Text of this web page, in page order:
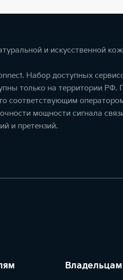
и искусственной
Набор доступных
только на территории
соответствующим
мощности сигнала
и претензий.
Владельцам